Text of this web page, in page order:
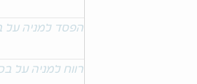
הפסד למניה על
רווח למניה על